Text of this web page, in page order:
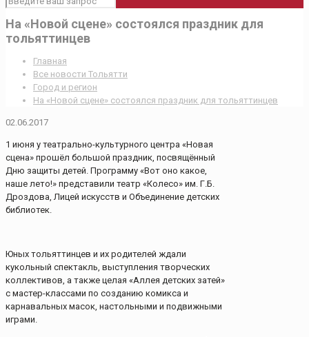
На «Новой сцене» состоялся праздник для
тольяттинцев
Главная
Все новости Тольятти
Город и регион
На «Новой сцене» состоялся праздник для тольяттинцев
02.06.2017
1 июня у театрально-культурного центра «Новая
сцена» прошёл большой праздник, посвящённый
Дню защиты детей. Программу «Вот оно какое,
наше лето!» представили театр «Колесо» им. Г.Б.
Дроздова, Лицей искусств и Объединение детских
библиотек.
Юных тольяттинцев и их родителей ждали
кукольный спектакль, выступления творческих
коллективов, а также целая «Аллея детских затей»
с мастер-классами по созданию комикса и
карнавальных масок, настольными и подвижными
играми.